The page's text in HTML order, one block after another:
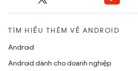
TÌM HIỂU THÊM VỀ ANDROID
Android
Android dành cho doanh nghiệp